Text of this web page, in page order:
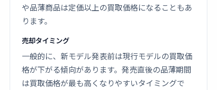
や品薄商品は定価以上の買取価格になることもあ
ります。
売却タイミング
一般的に、新モデル発表前は現行モデルの買取価
格が下がる傾向があります。発売直後の品薄期間
は買取価格が最も高くなりやすいタイミングで